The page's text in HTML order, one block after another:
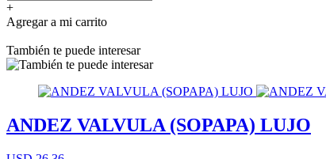
+
Agregar a mi carrito
También te puede interesar
ANDEZ VALVULA (SOPAPA) LUJO